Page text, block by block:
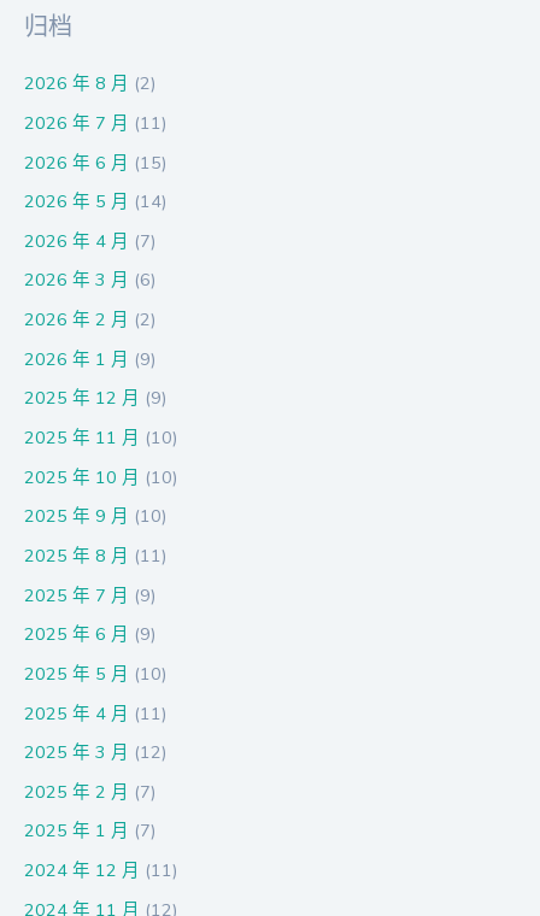
归档
2026 年 8 月 (2)
2026 年 7 月 (11)
2026 年 6 月 (15)
2026 年 5 月 (14)
2026 年 4 月 (7)
2026 年 3 月 (6)
2026 年 2 月 (2)
2026 年 1 月 (9)
2025 年 12 月 (9)
2025 年 11 月 (10)
2025 年 10 月 (10)
2025 年 9 月 (10)
2025 年 8 月 (11)
2025 年 7 月 (9)
2025 年 6 月 (9)
2025 年 5 月 (10)
2025 年 4 月 (11)
2025 年 3 月 (12)
2025 年 2 月 (7)
2025 年 1 月 (7)
2024 年 12 月 (11)
2024 年 11 月 (12)